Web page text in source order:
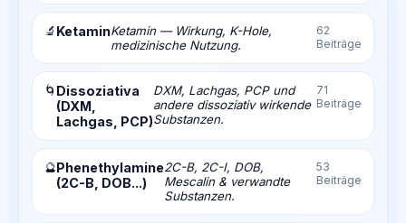
🔬 KetaminKetamin — Wirkung, K-Hole,
medizinische Nutzung.
62
Beiträge
🌀 Dissoziativa
(DXM,
Lachgas, PCP)
DXM, Lachgas, PCP und
andere dissoziativ wirkende
Substanzen.
71
Beiträge
🔮Phenethylamine
(2C-B, DOB...)
2C-B, 2C-I, DOB,
Mescalin & verwandte
Substanzen.
53
Beiträge